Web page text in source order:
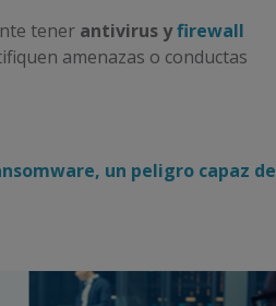
tener antivirus yfirewall
amenazas o conductas
un peligro capaz de